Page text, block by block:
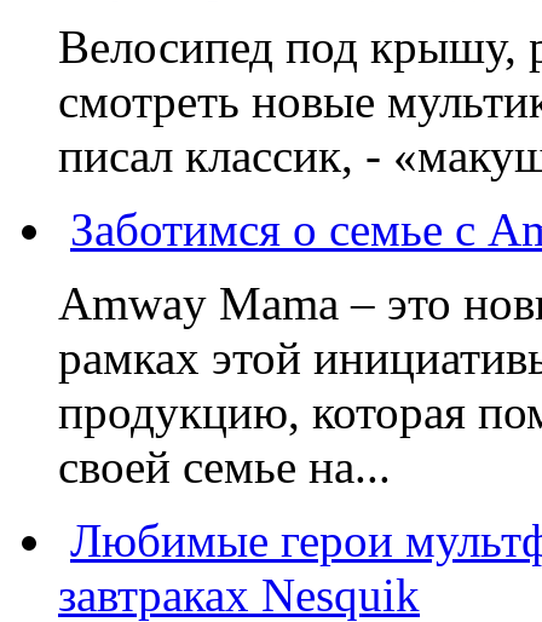
Велосипед под крышу,
смотреть новые
писал классик, -
Заботимся о семье с
Amway Mama – это
рамках этой
продукцию, которая
своей семье на...
Любимые герои
завтраках Nesquik